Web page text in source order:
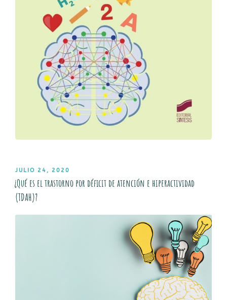
PUBLICADO
EL
JULIO 24, 2020
¿Qué es el trastorno por déficit de atención e hiperactividad
(TDAH)?